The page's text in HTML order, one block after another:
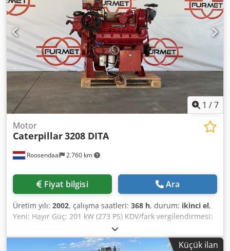
1 /7
Roosendaal 2.760 km
Motor
Caterpillar3208 DITA
Fiyat bilgisi Ara
Üretim yılı: 2002, çalışma saatleri: 368 h, durum: ikinci el,
Yeni: Hayır Güç: 201 kW (273 PS) KDV/fark vergilendirmesi:
KDV indirilebilir Dwodpfx Aoy Am Umsg Rja
Küçük ilan